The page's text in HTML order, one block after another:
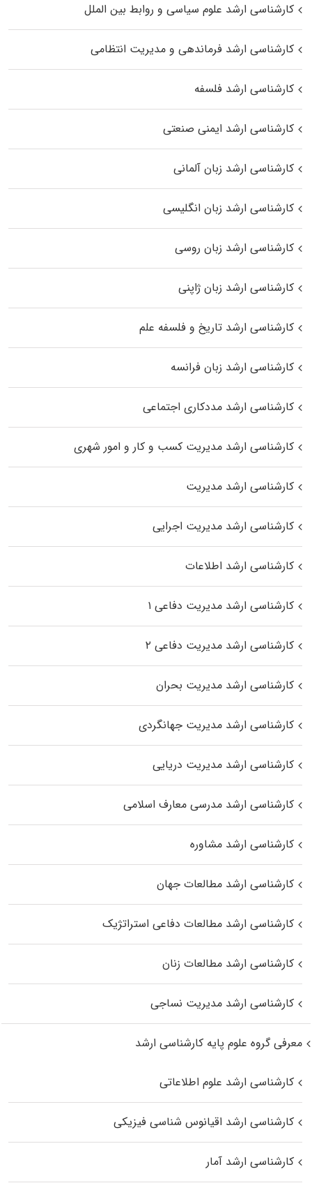
کارشناسی ارشد علوم سیاسی و روابط بین الملل
کارشناسی ارشد فرماندهی و مدیریت انتظامی
کارشناسی ارشد فلسفه
کارشناسی ارشد ایمنی صنعتی
کارشناسی ارشد زبان آلمانی
کارشناسی ارشد زبان انگلیسی
کارشناسی ارشد زبان روسی
کارشناسی ارشد زبان ژاپنی
کارشناسی ارشد تاریخ و فلسفه علم
کارشناسی ارشد زبان فرانسه
کارشناسی ارشد مددکاری اجتماعی
کارشناسی ارشد مدیریت کسب و کار و امور شهری
کارشناسی ارشد مدیریت
کارشناسی ارشد مدیریت اجرایی
کارشناسی ارشد اطلاعات
کارشناسی ارشد مدیریت دفاعی ۱
کارشناسی ارشد مدیریت دفاعی ۲
کارشناسی ارشد مدیریت بحران
کارشناسی ارشد مدیریت جهانگردی
کارشناسی ارشد مدیریت دریایی
کارشناسی ارشد مدرسی معارف اسلامی
کارشناسی ارشد مشاوره
کارشناسی ارشد مطالعات جهان
کارشناسی ارشد مطالعات دفاعی استراتژیک
کارشناسی ارشد مطالعات زنان
کارشناسی ارشد مدیریت نساجی
معرفی گروه علوم پایه کارشناسی ارشد
کارشناسی ارشد علوم اطلاعاتی
کارشناسی ارشد اقیانوس‌ شناسی فیزیکی
کارشناسی ارشد آمار